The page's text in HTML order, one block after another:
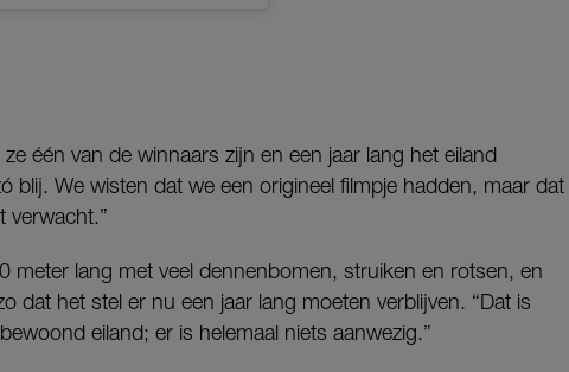
één van de winnaars zijn en een jaar lang het eiland
blij. We wisten dat we een origineel filmpje hadden, maar dat
verwacht.”
meter lang met veel dennenbomen, struiken en rotsen, en
dat het stel er nu een jaar lang moeten verblijven. “Dat is
eiland; er is helemaal niets aanwezig.”